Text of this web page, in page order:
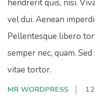
hendrerit quis, nisi.
vel dui. Aenean
Pellentesque libero
semper nec, quam.
vitae tortor.
MR WORDPRESS